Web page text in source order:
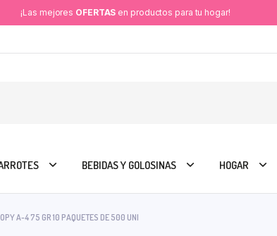
¡Las mejores OFERTAS en productos para tu hogar!
BEBIDAS Y GOLOSINAS HOGAR
A-4 75 GR 10 PAQUETES DE 500 UNI